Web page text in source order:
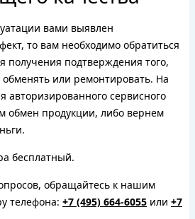
вами выявлен
то вам необходимо обратиться
получения подтверждения того,
или ремонтировать. На
авторизированного сервисного
обмен продукции, либо вернем
бесплатный.
обращайтесь к нашим
телефона: +7 (495) 664-6055 или +7